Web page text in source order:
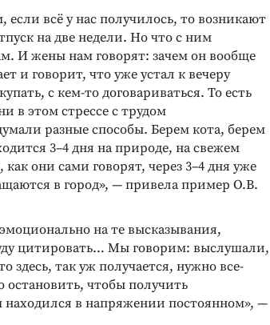
всё у нас получилось, то возникают
на две недели. Но что с ним
И жены нам говорят: зачем он вообще
и говорит, что уже устал к вечеру
с кем-то договариваться. То есть
в этом стрессе с трудом
разные способы. Берем кота, берем
3–4 дня на природе, на свежем
они сами говорят, через 3–4 дня уже
в город», — привела пример О.В.
на те высказывания,
цитировать… Мы говорим: выслушали,
так уж получается, нужно все-
чтобы получить
в напряжении постоянном», —